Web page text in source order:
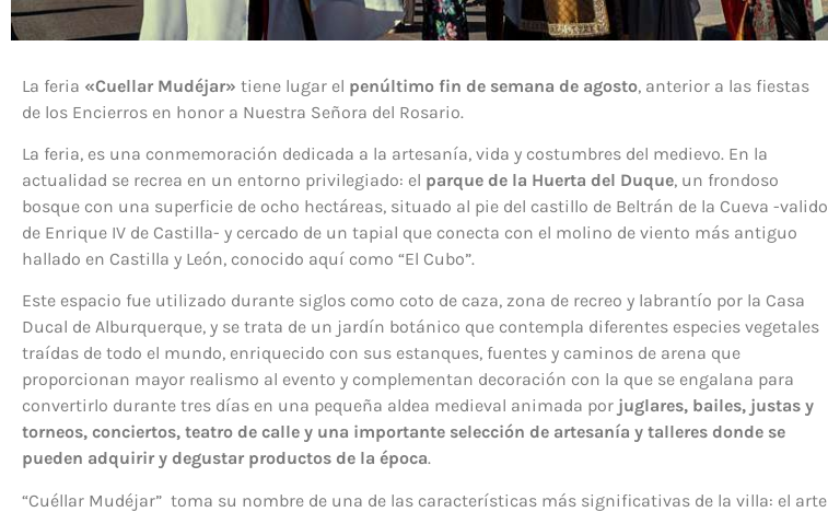
La feria «Cuellar Mudéjar» tiene lugar el penúltimo fin de semana de agosto, anterior a las fiestas
de los Encierros en honor a Nuestra Señora del Rosario.
La feria, es una conmemoración dedicada a la artesanía, vida y costumbres del medievo. En la
actualidad se recrea en un entorno privilegiado: el parque de la Huerta del Duque, un frondoso
bosque con una superficie de ocho hectáreas, situado al pie del castillo de Beltrán de la Cueva -valido
de Enrique IV de Castilla- y cercado de un tapial que conecta con el molino de viento más antiguo
hallado en Castilla y León, conocido aquí como “El Cubo”.
Este espacio fue utilizado durante siglos como coto de caza, zona de recreo y labrantío por la Casa
Ducal de Alburquerque, y se trata de un jardín botánico que contempla diferentes especies vegetales
traídas de todo el mundo, enriquecido con sus estanques, fuentes y caminos de arena que
proporcionan mayor realismo al evento y complementan decoración con la que se engalana para
convertirlo durante tres días en una pequeña aldea medieval animada por juglares, bailes, justas y
torneos, conciertos, teatro de calle y una importante selección de artesanía y talleres donde se
pueden adquirir y degustar productos de la época.
“Cuéllar Mudéjar” toma su nombre de una de las características más significativas de la villa: el arte